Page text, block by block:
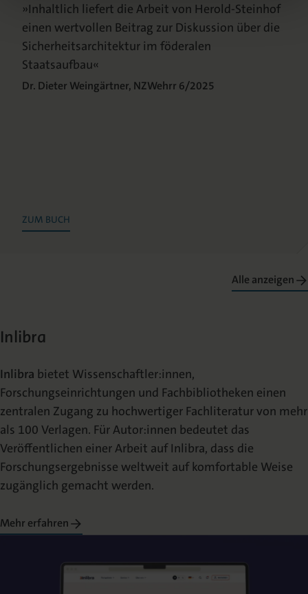
»Inhaltlich liefert die Arbeit von Herold-Steinhof
einen wertvollen Beitrag zur Diskussion über die
Sicherheitsarchitektur im föderalen
Staatsaufbau«
Dr. Dieter Weingärtner, NZWehrr 6/2025
ZUM BUCH
Alle anzeigen
Inlibra
Inlibra bietet Wissenschaftler:innen,
Forschungseinrichtungen und Fachbibliotheken einen
zentralen Zugang zu hochwertiger Fachliteratur von mehr
als 100 Verlagen. Für Autor:innen bedeutet das
Veröffentlichen einer Arbeit auf Inlibra, dass die
Forschungsergebnisse weltweit auf komfortable Weise
zugänglich gemacht werden.
Mehr erfahren